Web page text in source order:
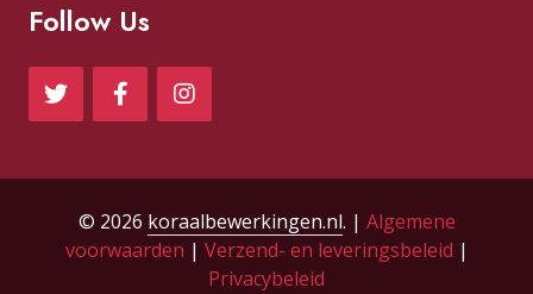
Follow Us
© 2026 koraalbewerkingen.nl. | Algemene
voorwaarden | Verzend- en leveringsbeleid |
Privacybeleid